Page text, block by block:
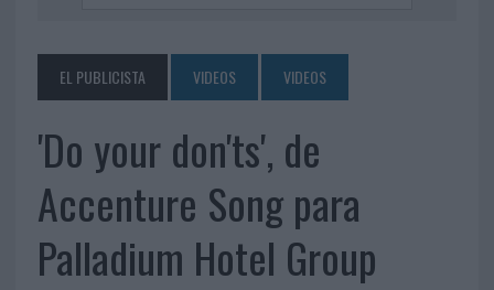
EL PUBLICISTA VIDEOS VIDEOS
'Do your don'ts', de
Accenture Song para
Palladium Hotel Group